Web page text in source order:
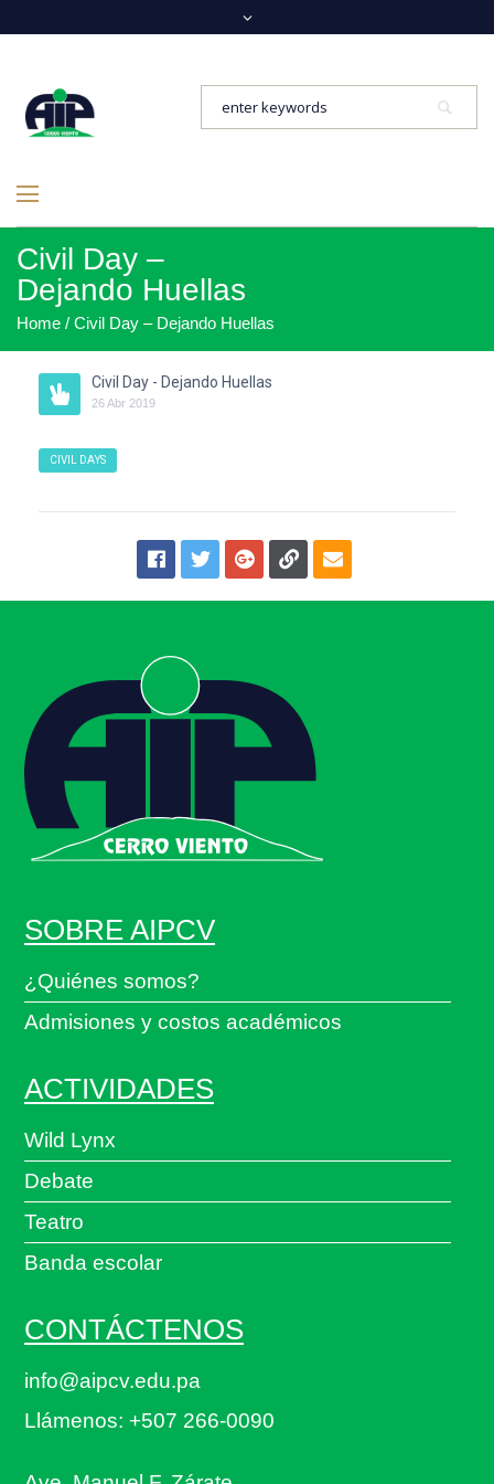
Civil Day –
Dejando Huellas
Home / Civil Day – Dejando Huellas
Civil Day - Dejando Huellas
26Abr 2019
CIVIL DAYS
SOBRE AIPCV
¿Quiénes somos?
Admisiones y costos académicos
ACTIVIDADES
Wild Lynx
Debate
Teatro
Banda escolar
CONTÁCTENOS
info@aipcv.edu.pa
Llámenos: +507 266-0090